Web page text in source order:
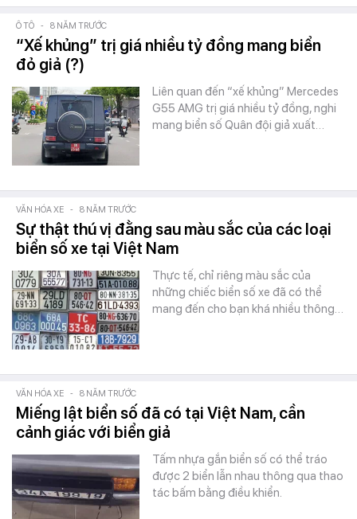
Ô TÔ - 8 NĂM TRƯỚC
“Xế khủng” trị giá nhiều tỷ đồng mang biển
đỏ giả (?)
Liên quan đến “xế khủng” Mercedes
G55 AMG trị giá nhiều tỷ đồng, nghi
mang biển số Quân đội giả xuất…
VĂN HÓA XE - 8 NĂM TRƯỚC
Sự thật thú vị đằng sau màu sắc của các loại
biển số xe tại Việt Nam
Thực tế, chỉ riêng màu sắc của
những chiếc biển số xe đã có thể
mang đến cho bạn khá nhiều thông…
VĂN HÓA XE - 8 NĂM TRƯỚC
Miếng lật biển số đã có tại Việt Nam, cần
cảnh giác với biển giả
Tấm nhựa gắn biển số có thể tráo
được 2 biển lẫn nhau thông qua thao
tác bấm bằng điều khiển.